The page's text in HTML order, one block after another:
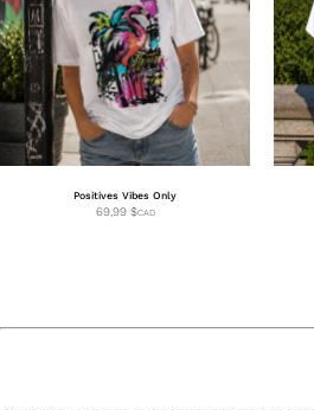
Positives Vibes Only
69,99 $CAD